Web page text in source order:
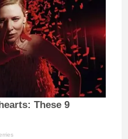
These 9